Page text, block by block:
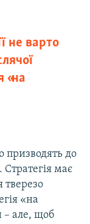
не варто
«на
призводять до
Стратегія має
тверезо
«на
– але, щоб